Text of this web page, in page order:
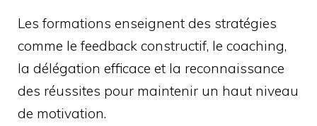
Les formations enseignent des stratégies
comme le feedback constructif, le coaching,
la délégation efficace et la reconnaissance
des réussites pour maintenir un haut niveau
de motivation.